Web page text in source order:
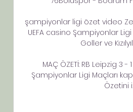
şampiyonlar ligi özet video
UEFA casino Şampiyonlar
Goller ve
MAÇ ÖZETİ: RB Leipzig 3 -
Şampiyonlar Ligi Maçları
Özetini